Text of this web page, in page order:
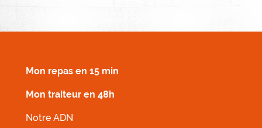
Mon repas en 15 min
Mon traiteur en 48h
Notre ADN